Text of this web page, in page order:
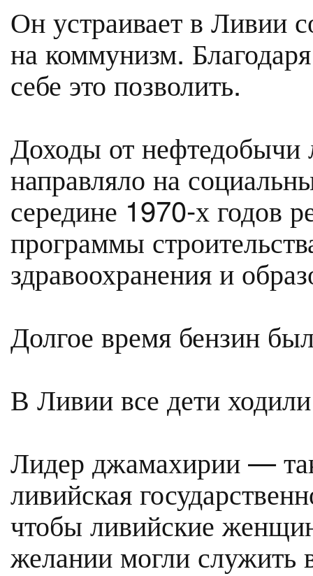
Он устраивает в Ливии
на коммунизм.
себе это позволить.
Доходы от нефтедобычи
направляло на
середине 1970-х годов
программы
здравоохранения и
Долгое время бензин
В Ливии все дети
Лидер джамахирии —
ливийская
чтобы ливийские
желании могли служить